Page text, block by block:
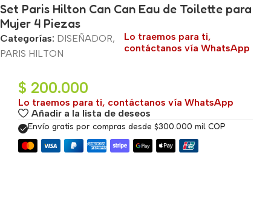
Set Paris Hilton Can Can Eau de Toilette para
Mujer 4 Piezas
Categorías: DISEÑADOR,
PARIS HILTON
Lo traemos para ti,
contáctanos vía WhatsApp
$ 200.000
Lo traemos para ti, contáctanos vía WhatsApp
Añadir a la lista de deseos
Envío gratis por compras desde $300.000 mil COP